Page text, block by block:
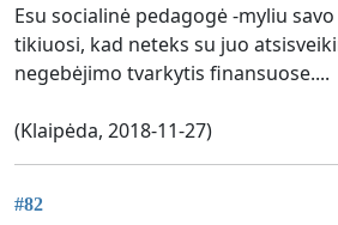
Esu socialinė pedagogė -myliu
tikiuosi, kad neteks su juo
negebėjimo tvarkytis finansuose....
(Klaipėda, 2018-11-27)
#82